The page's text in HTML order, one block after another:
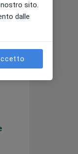
Lun,
sito.
dalle